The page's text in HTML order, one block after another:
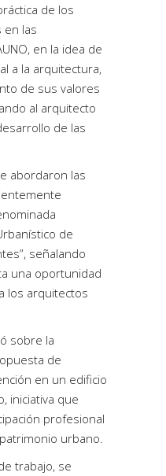
de los
en las
en la idea de
a la arquitectura,
de sus valores
al arquitecto
de las
abordaron las
de
, señalando
una oportunidad
los arquitectos
sobre la
de
en un edificio
, iniciativa que
profesional
urbano.
trabajo, se